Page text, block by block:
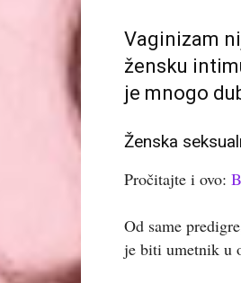
Vaginizam
žensku
je mnogo
Ženska
Pročitajte i ovo:
Od same
je biti umetnik u